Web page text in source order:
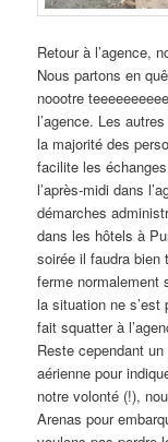
Retour à l’agence,
Nous partons en
noootre
l’agence. Les
la majorité des
facilite les
l’après-midi dans
démarches
dans les hôtels à
soirée il faudra bien
ferme normalement
la situation ne s’est
fait squatter à
Reste cependant
aérienne pour
notre volonté (!),
Arenas pour